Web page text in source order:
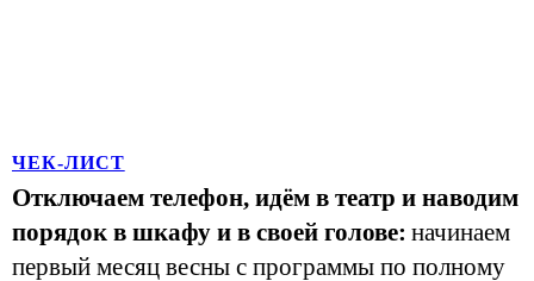
ЧЕК-ЛИСТ
Отключаем телефон, идём в театр и наводим
порядок в шкафу и в своей голове: начинаем
первый месяц весны с программы по полному